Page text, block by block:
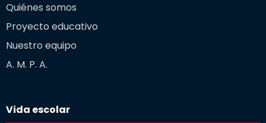
Quiénes somos
Proyecto educativo
Nuestro equipo
A. M. P. A.
Vida escolar